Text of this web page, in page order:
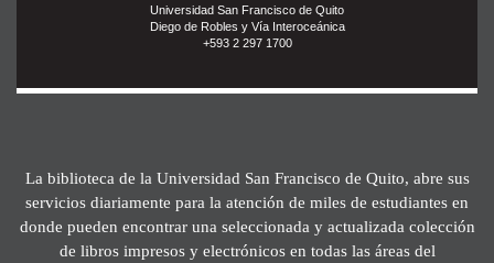
Universidad San Francisco de Quito
Diego de Robles y Vía Interoceánica
+593 2 297 1700
La biblioteca de la Universidad San Francisco de Quito, abre sus
servicios diariamente para la atención de miles de estudiantes en
donde pueden encontrar una seleccionada y actualizada colección
de libros impresos y electrónicos en todas las áreas del